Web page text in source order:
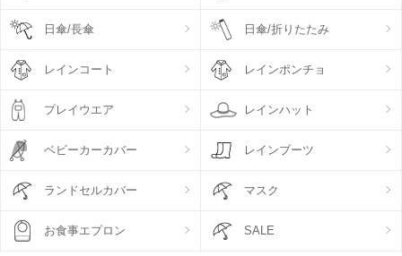
日傘/長傘 日傘/折りたたみ
レインコート レインポンチョ
プレイウエア レインハット
ベビーカーカバー レインブーツ
ランドセルカバー マスク
お食事エプロン SALE